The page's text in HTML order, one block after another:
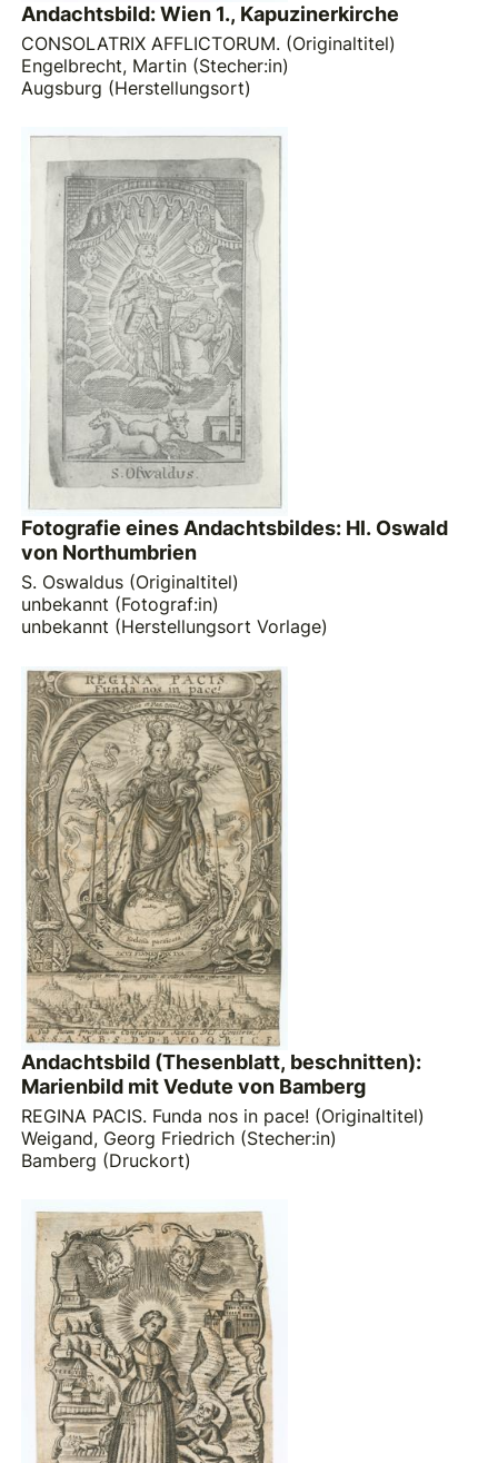
Andachtsbild: Wien 1., Kapuzinerkirche
CONSOLATRIX AFFLICTORUM. (Originaltitel)
Engelbrecht, Martin (Stecher:in)
Augsburg (Herstellungsort)
Fotografie eines Andachtsbildes: Hl. Oswald
von Northumbrien
S. Oswaldus (Originaltitel)
unbekannt (Fotograf:in)
unbekannt (Herstellungsort Vorlage)
Andachtsbild (Thesenblatt, beschnitten):
Marienbild mit Vedute von Bamberg
REGINA PACIS. Funda nos in pace! (Originaltitel)
Weigand, Georg Friedrich (Stecher:in)
Bamberg (Druckort)